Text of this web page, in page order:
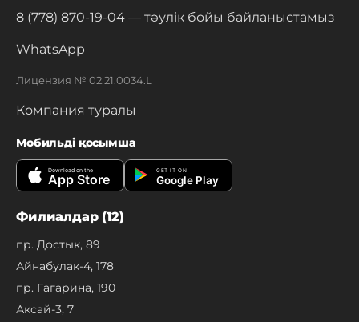
8 (778) 870-19-04 — тәулік бойы байланыстамыз
WhatsApp
Лицензия № 02.21.0034.L
Компания туралы
Мобильді қосымша
Download on the
App Store
GET IT ON
Google Play
Филиалдар (12)
пр. Достык, 89
Айнабулак-4, 178
пр. Гагарина, 190
Аксай-3, 7